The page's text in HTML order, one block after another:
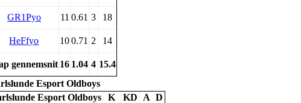
GR1Pyo 11 0.61 3 18
HeFfyo 10 0.71 2 14
gennemsnit 16 1.04 4 15.4
Esport Oldboys
Esport Oldboys
K KD A
D